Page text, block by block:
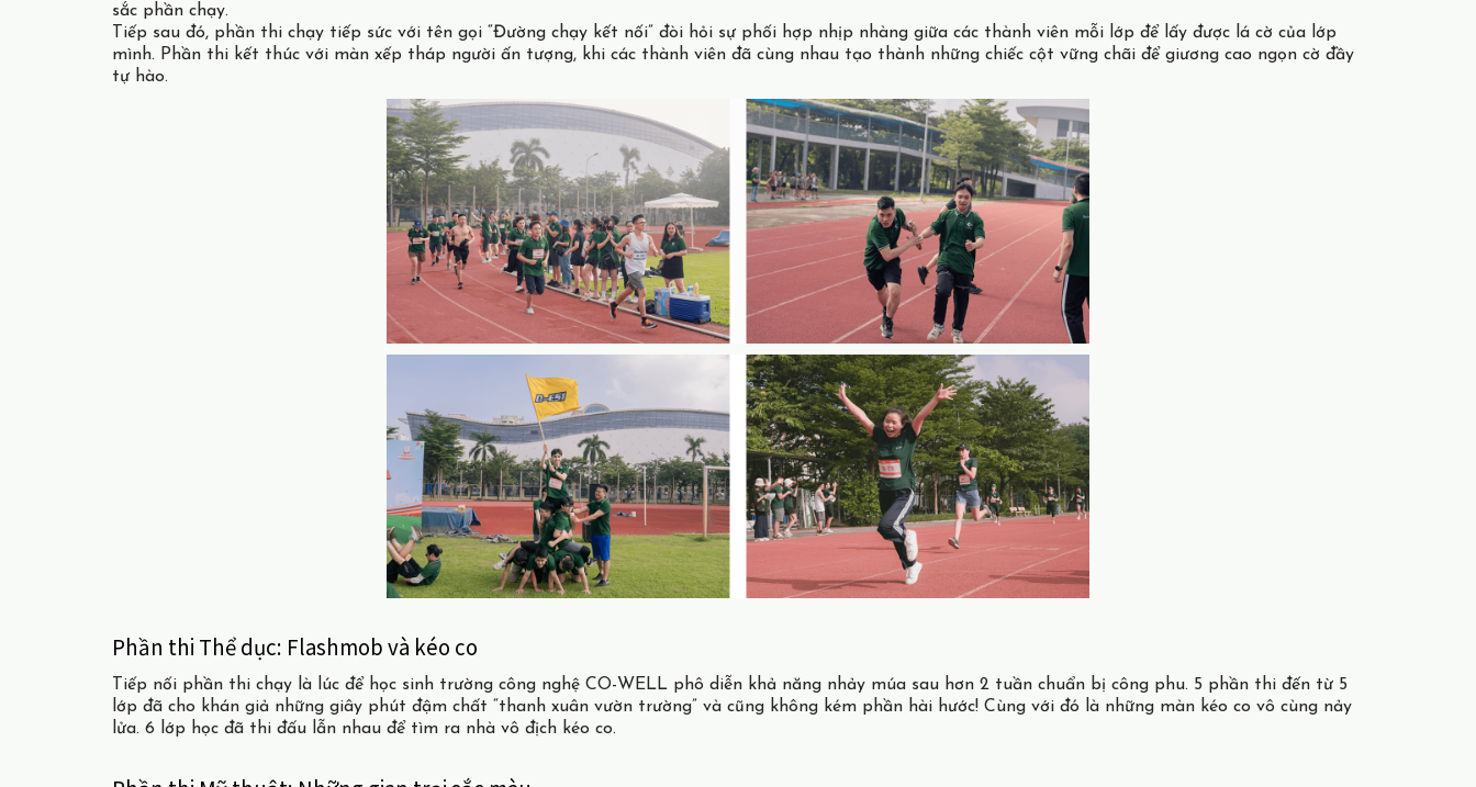
sắc phần chạy.
Tiếp sau đó, phần thi chạy tiếp sức với tên gọi “Đường chạy kết nối” đòi hỏi sự phối hợp nhịp nhàng giữa các thành viên mỗi lớp để lấy được lá cờ của lớp
mình. Phần thi kết thúc với màn xếp tháp người ấn tượng, khi các thành viên đã cùng nhau tạo thành những chiếc cột vững chãi để giương cao ngọn cờ đầy
tự hào.
Phần thi Thể dục: Flashmob và kéo co
Tiếp nối phần thi chạy là lúc để học sinh trường công nghệ CO-WELL phô diễn khả năng nhảy múa sau hơn 2 tuần chuẩn bị công phu. 5 phần thi đến từ 5
lớp đã cho khán giả những giây phút đậm chất “thanh xuân vườn trường” và cũng không kém phần hài hước! Cùng với đó là những màn kéo co vô cùng nảy
lửa. 6 lớp học đã thi đấu lẫn nhau để tìm ra nhà vô địch kéo co.